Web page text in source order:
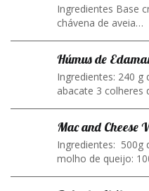
Ingredientes Base
chávena de aveia…
Húmus de
Ingredientes: 240 g
abacate 3 colheres
Mac and Cheese
Ingredientes: 500g
molho de queijo: